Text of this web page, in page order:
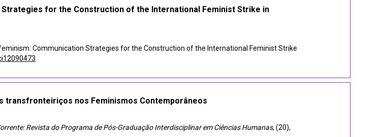
for the Construction of the International Feminist Strike in
Communication Strategies for the Construction of the International Feminist Strike
transfronteiriços nos Feminismos Contemporâneos
Revista do Programa de Pós-Graduação Interdisciplinar em Ciências Humanas, (20),